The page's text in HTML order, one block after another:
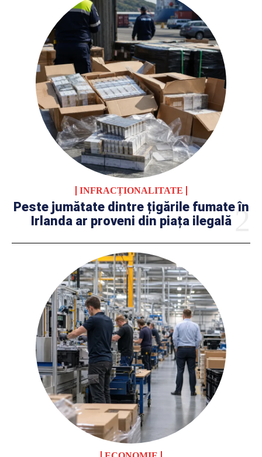
INFRACȚIONALITATE
Peste jumătate dintre țigările fumate în
Irlanda ar proveni din piața ilegală